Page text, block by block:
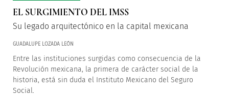
EL SURGIMIENTO DEL IMSS
Su legado arquitectónico en la capital mexicana
GUADALUPE LOZADA LEÓN
Entre las instituciones surgidas como consecuencia de la
Revolución mexicana, la primera de carácter social de la
historia, está sin duda el Instituto Mexicano del Seguro
Social.